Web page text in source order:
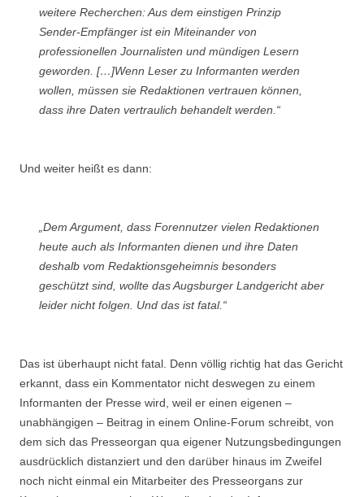
weitere Recherchen: Aus dem einstigen Prinzip
Sender-Empfänger ist ein Miteinander von
professionellen Journalisten und mündigen Lesern
geworden. […]Wenn Leser zu Informanten werden
wollen, müssen sie Redaktionen vertrauen können,
dass ihre Daten vertraulich behandelt werden.“
Und weiter heißt es dann:
„Dem Argument, dass Forennutzer vielen Redaktionen
heute auch als Informanten dienen und ihre Daten
deshalb vom Redaktionsgeheimnis besonders
geschützt sind, wollte das Augsburger Landgericht aber
leider nicht folgen. Und das ist fatal.“
Das ist überhaupt nicht fatal. Denn völlig richtig hat das Gericht
erkannt, dass ein Kommentator nicht deswegen zu einem
Informanten der Presse wird, weil er einen eigenen –
unabhängigen – Beitrag in einem Online-Forum schreibt, von
dem sich das Presseorgan qua eigener Nutzungsbedingungen
ausdrücklich distanziert und den darüber hinaus im Zweifel
noch nicht einmal ein Mitarbeiter des Presseorgans zur